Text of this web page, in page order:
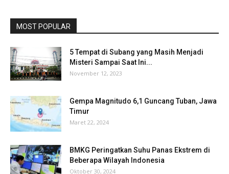
MOST POPULAR
5 Tempat di Subang yang Masih Menjadi
Misteri Sampai Saat Ini...
November 12, 2023
Gempa Magnitudo 6,1 Guncang Tuban, Jawa
Timur
Maret 22, 2024
BMKG Peringatkan Suhu Panas Ekstrem di
Beberapa Wilayah Indonesia
Oktober 30, 2024